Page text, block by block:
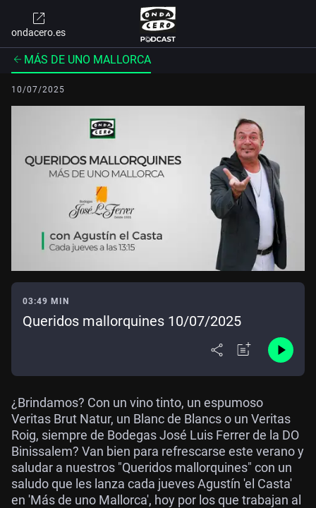
ondacero.es
MÁS DE UNO MALLORCA
10/07/2025
03:49 MIN
Queridos mallorquines 10/07/2025
¿Brindamos? Con un vino tinto, un espumoso
Veritas Brut Natur, un Blanc de Blancs o un Veritas
Roig, siempre de Bodegas José Luis Ferrer de la DO
Binissalem? Van bien para refrescarse este verano y
saludar a nuestros "Queridos mallorquines" con un
saludo que les lanza cada jueves Agustín 'el Casta'
en 'Más de uno Mallorca', hoy por los que trabajan al